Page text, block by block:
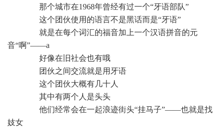
那个城市在1968年曾经有过一个“牙语部队”
这个团伙使用的语言不是黑话而是“牙语”
就是在每个词汇的福音加上一个汉语拼音的元
音“啊”——a
好像在旧社会也有哦
团伙之间交流就是用牙语
这个团伙大概有几十人
其中有两个人是头头
他们经常会在一起浪迹街头“挂马子”——也就是找
妓女